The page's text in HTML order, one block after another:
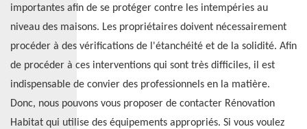
importantes afin de se protéger contre les intempéries au
niveau des maisons. Les propriétaires doivent nécessairement
procéder à des vérifications de l'étanchéité et de la solidité. Afin
de procéder à ces interventions qui sont très difficiles, il est
indispensable de convier des professionnels en la matière.
Donc, nous pouvons vous proposer de contacter Rénovation
Habitat qui utilise des équipements appropriés. Si vous voulez